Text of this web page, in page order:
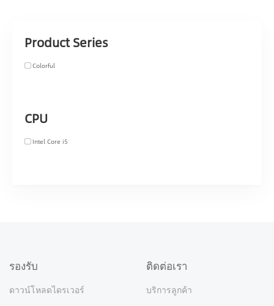
Product Series
Colorful
CPU
Intel Core i5
รองรับ
ดาวน์โหลดไดรเวอร์
ติดต่อเรา
บริการลูกค้า